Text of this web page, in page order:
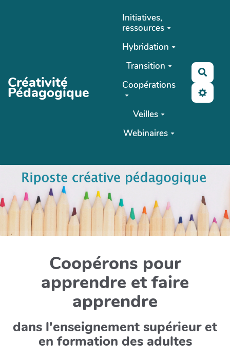
Créativité
Pédagogique
Initiatives,
ressources
Hybridation
Transition
Coopérations
Veilles
Webinaires
Coopérons pour
apprendre et faire
apprendre
dans l'enseignement supérieur et
en formation des adultes